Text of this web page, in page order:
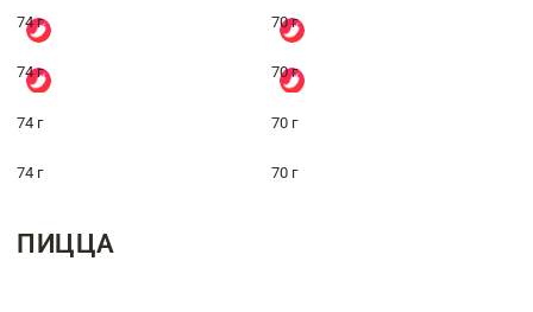
74 г 70 г
74 г 70 г
74 г 70 г
74 г 70 г
ПИЦЦА